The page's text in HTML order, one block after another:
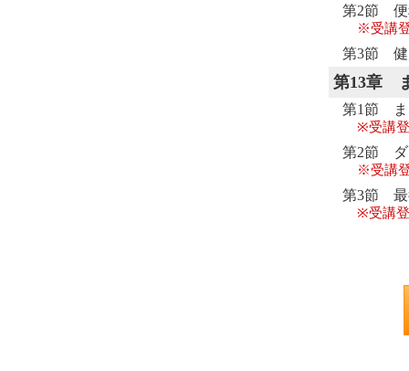
第2節 便
※受講
第3節 健
第13章
第1節 ま
※受講
第2節 ダ
※受講
第3節 最
※受講